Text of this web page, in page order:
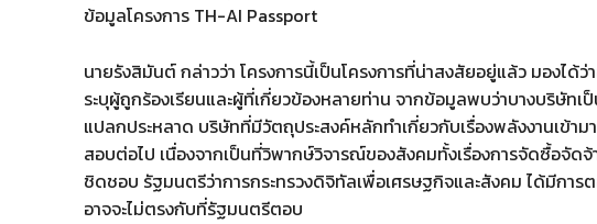
ข้อมูลโครงการ TH-AI Passport
นายรังสิมันต์ กล่าวว่า โครงการนี้เป็นโครงการที่น่าสงสัยอยู่แล้ว มองได้
ระบุผู้ถูกร้องเรียนและผู้ที่เกี่ยวข้องหลายท่าน จากข้อมูลพบว่าบางบริษัทเ
แปลกประหลาด บริษัทที่มีวัตถุประสงค์หลักทำเกี่ยวกับเรื่องพลังงานเข้าม
สอบต่อไป เนื่องจากเป็นที่วิพากษ์วิจารณ์ของสังคมทั้งเรื่องการจัดซื้อจัด
ชิดชอบ รัฐมนตรีว่าการกระทรวงดิจิทัลเพื่อเศรษฐกิจและสังคม ได้มีการ
อาจจะไม่ตรงกับที่รัฐมนตรีตอบ